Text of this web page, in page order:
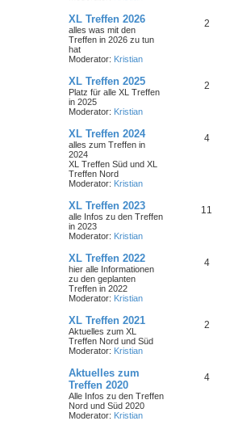
XL Treffen 2026
alles was mit den
Treffen in 2026 zu tun
hat
Moderator: Kristian
2
XL Treffen 2025
Platz für alle XL Treffen
in 2025
Moderator: Kristian
2
XL Treffen 2024
alles zum Treffen in
2024
XL Treffen Süd und XL
Treffen Nord
Moderator: Kristian
4
XL Treffen 2023
alle Infos zu den Treffen
in 2023
Moderator: Kristian
11
XL Treffen 2022
hier alle Informationen
zu den geplanten
Treffen in 2022
Moderator: Kristian
4
XL Treffen 2021
Aktuelles zum XL
Treffen Nord und Süd
Moderator: Kristian
2
Aktuelles zum
Treffen 2020
Alle Infos zu den Treffen
Nord und Süd 2020
Moderator: Kristian
4